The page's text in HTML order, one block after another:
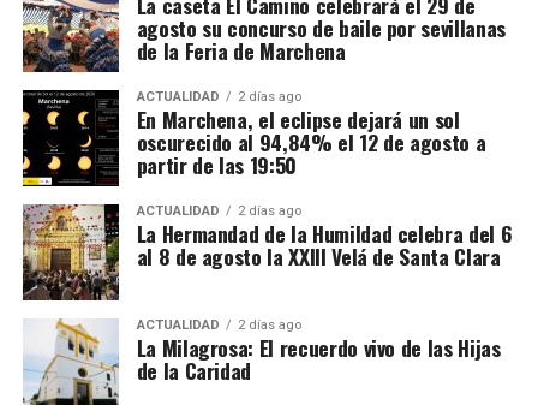
especialmente emotiva.
La Pastoral Penitenciaria sevillana desarrolla su
labor tanto dentro de los centros como mediante
actividades formativas, religiosas y de
acompañamiento. Su trabajo busca mantener el
vínculo de las personas privadas de libertad con la
sociedad y con la comunidad cristiana, contando
para ello con capellanes, voluntarios y entidades
colaboradoras.
agosto su concurso de baile por sevillanas
de la Feria de Marchena
ACTUALIDAD 2 días ago
En Marchena, el eclipse dejará un sol
oscurecido al 94,84% el 12 de agosto a
partir de las 19:50
ACTUALIDAD 2 días ago
La Hermandad de la Humildad celebra del 6
al 8 de agosto la XXIII Velá de Santa Clara
ACTUALIDAD 2 días ago
La Milagrosa: El recuerdo vivo de las Hijas
de la Caridad